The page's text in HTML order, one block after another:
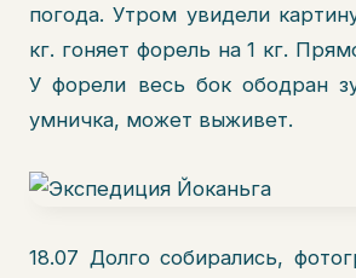
погода. Утром увидели
кг. гоняет форель на 1 кг.
У форели весь бок ободран
умничка, может выживет.
18.07 Долго собирались,